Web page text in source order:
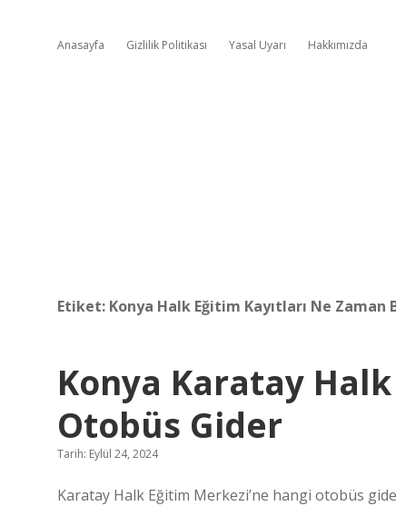
Anasayfa Gizlilik Politikası Yasal Uyarı Hakkımızda
Etiket: Konya Halk Eğitim Kayıtları Ne Zaman
Konya Karatay
Otobüs Gider
Tarih: Eylül 24, 2024
Karatay Halk Eğitim Merkezi’ne hangi otobüs